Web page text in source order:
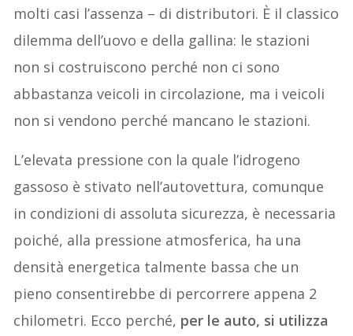
molti casi l’assenza – di distributori. È il classico
dilemma dell’uovo e della gallina: le stazioni
non si costruiscono perché non ci sono
abbastanza veicoli in circolazione, ma i veicoli
non si vendono perché mancano le stazioni.
L’elevata pressione con la quale l’idrogeno
gassoso è stivato nell’autovettura, comunque
in condizioni di assoluta sicurezza, è necessaria
poiché, alla pressione atmosferica, ha una
densità energetica talmente bassa che un
pieno consentirebbe di percorrere appena 2
chilometri. Ecco perché, per le auto, si utilizza